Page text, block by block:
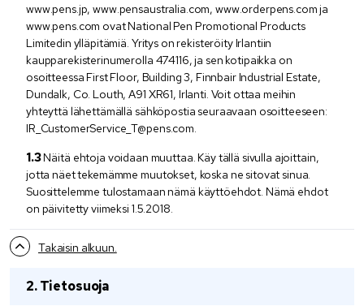
www.pens.jp, www.pensaustralia.com, www.orderpens.com ja
www.pens.com ovat National Pen Promotional Products
Limitedin ylläpitämiä. Yritys on rekisteröity Irlantiin
kaupparekisterinumerolla 474116, ja sen kotipaikka on
osoitteessa First Floor, Building 3, Finnbair Industrial Estate,
Dundalk, Co. Louth, A91 XR61, Irlanti. Voit ottaa meihin
yhteyttä lähettämällä sähköpostia seuraavaan osoitteeseen:
IR_CustomerService_T@pens.com.
Näitä ehtoja voidaan muuttaa. Käy tällä sivulla ajoittain,
jotta näet tekemämme muutokset, koska ne sitovat sinua.
Suosittelemme tulostamaan nämä käyttöehdot. Nämä ehdot
on päivitetty viimeksi 1.5.2018.
Takaisin alkuun.
Tietosuoja